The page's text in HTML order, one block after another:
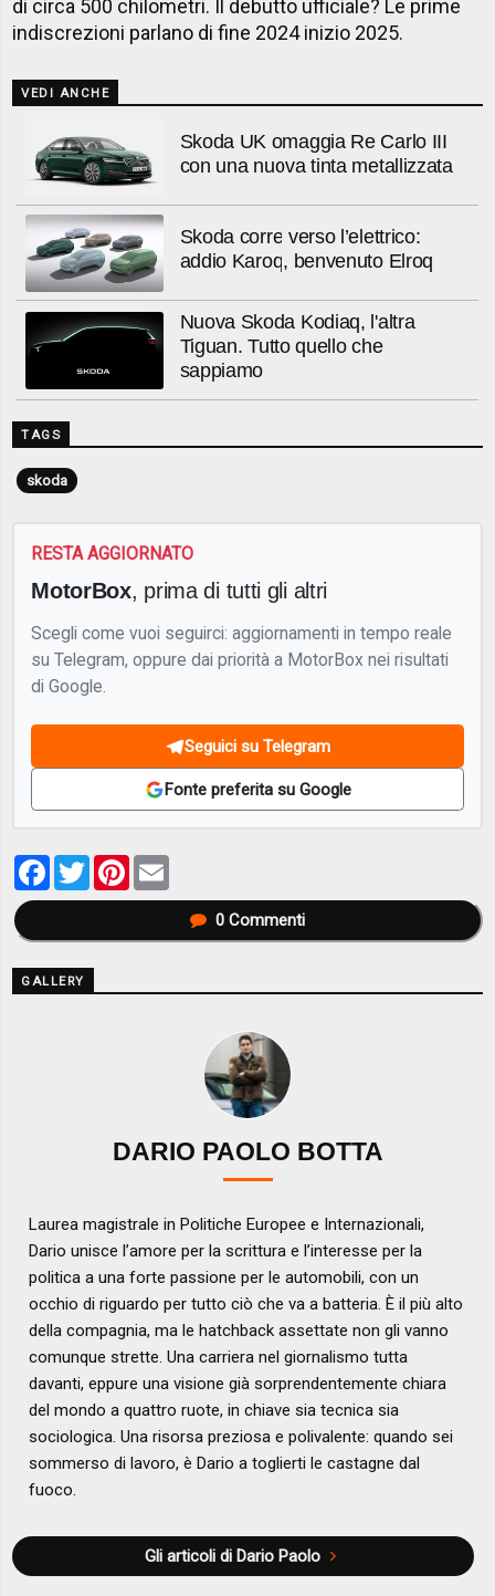
di circa 500 chilometri. Il debutto ufficiale? Le prime
indiscrezioni parlano di fine 2024 inizio 2025.
VEDI ANCHE
Skoda UK omaggia Re Carlo III
con una nuova tinta metallizzata
Skoda corre verso l’elettrico:
addio Karoq, benvenuto Elroq
Nuova Skoda Kodiaq, l'altra
Tiguan. Tutto quello che
sappiamo
TAGS
skoda
RESTA AGGIORNATO
MotorBox, prima di tutti gli altri
Scegli come vuoi seguirci: aggiornamenti in tempo reale
su Telegram, oppure dai priorità a MotorBox nei risultati
di Google.
Seguici su Telegram
Fonte preferita su Google
Facebook
TwitterPinterest
0Commenti
GALLERY
DARIO PAOLO BOTTA
Laurea magistrale in Politiche Europee e Internazionali,
Dario unisce l’amore per la scrittura e l’interesse per la
politica a una forte passione per le automobili, con un
occhio di riguardo per tutto ciò che va a batteria. È il più alto
della compagnia, ma le hatchback assettate non gli vanno
comunque strette. Una carriera nel giornalismo tutta
davanti, eppure una visione già sorprendentemente chiara
del mondo a quattro ruote, in chiave sia tecnica sia
sociologica. Una risorsa preziosa e polivalente: quando sei
sommerso di lavoro, è Dario a toglierti le castagne dal
fuoco.
Gli articoli di Dario Paolo